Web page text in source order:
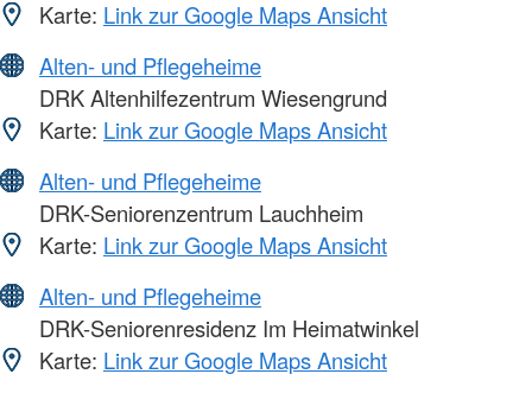
Karte: Link zur Google Maps Ansicht
Alten- und Pflegeheime
DRK Altenhilfezentrum Wiesengrund
Karte: Link zur Google Maps Ansicht
Alten- und Pflegeheime
DRK-Seniorenzentrum Lauchheim
Karte: Link zur Google Maps Ansicht
Alten- und Pflegeheime
DRK-Seniorenresidenz Im Heimatwinkel
Karte: Link zur Google Maps Ansicht